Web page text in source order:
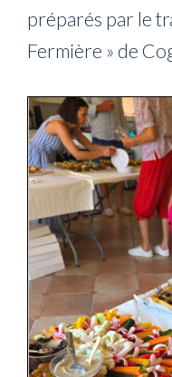
préparés par le
Fermière » de